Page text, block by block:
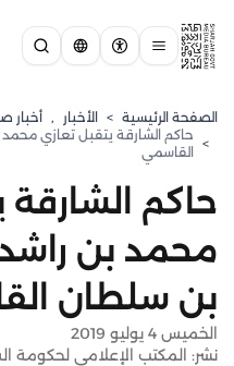
الصفحة الرئيسية > الأخبار , أخبار
>
حاكم الشارقة يتقبل تعازي
القاسمي
حاكم الشارقة
محمد بن
بن سلطان
الخميس 4 يوليو 2019
نشر: المكتب الإعلامي لحكومة